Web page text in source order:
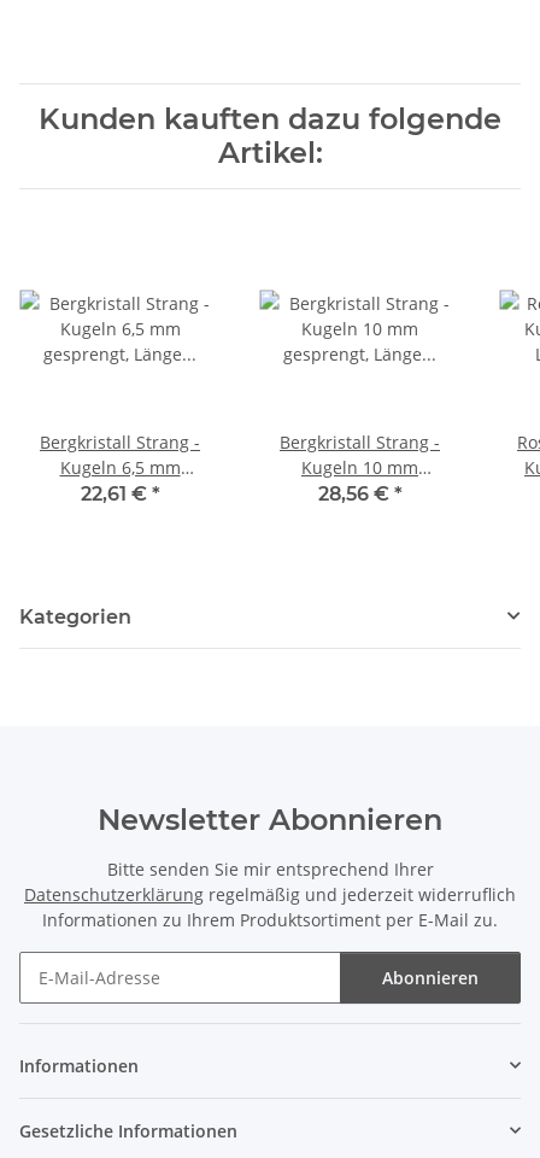
Kunden kauften dazu folgende
Artikel:
Bergkristall Strang -
Kugeln 6,5 mm
gesprengt, Länge 39 cm
22,61 € *
Bergkristall Strang -
Kugeln 10 mm
gesprengt, Länge 40 cm
28,56 € *
Kategorien
Newsletter Abonnieren
Bitte senden Sie mir entsprechend Ihrer
Datenschutzerklärung regelmäßig und jederzeit widerruflich
Informationen zu Ihrem Produktsortiment per E-Mail zu.
Abonnieren
Informationen
Gesetzliche Informationen